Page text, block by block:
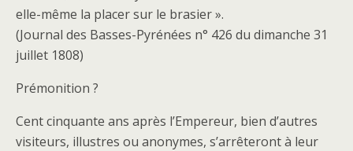
elle-même la placer sur le brasier ».
(Journal des Basses-Pyrénées n° 426 du dimanche 31
juillet 1808)
Prémonition ?
Cent cinquante ans après l’Empereur, bien d’autres
visiteurs, illustres ou anonymes, s’arrêteront à leur